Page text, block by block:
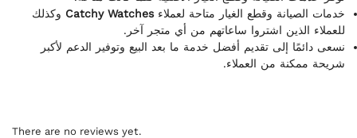
خدمات الصيانة وقطع الغيار متاحة لعملاءCatchy Watches وكذلك
للعملاء الذين اشتروا ساعاتهم من أي متجر آخر.
نسعى دائمًا إلى تقديم أفضل خدمة ما بعد البيع وتوفير الدعم لأكبر
شريحة ممكنة من العملاء.
There are no reviews yet.